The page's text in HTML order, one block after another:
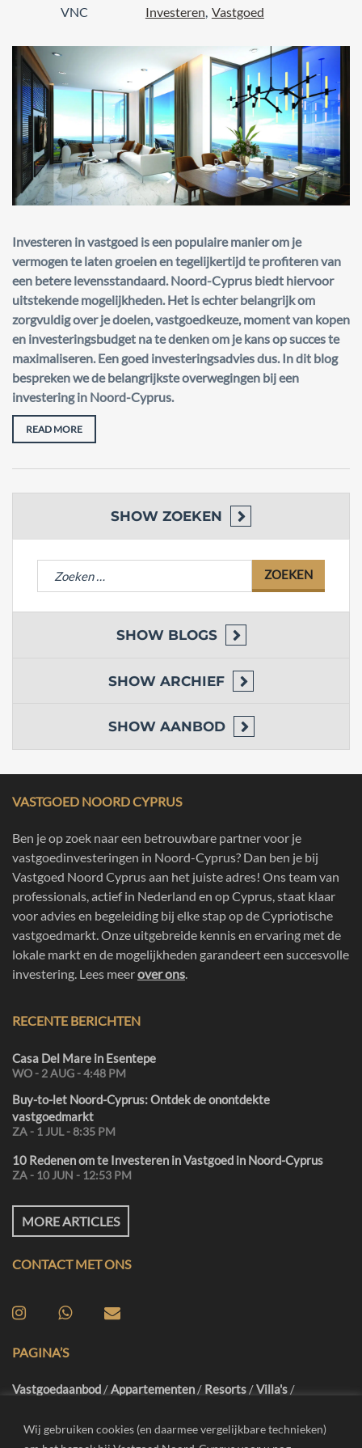
Wij gebruiken cookies (en daarmee vergelijkbare technieken)
VNC
Investeren, Vastgoed
Investeren in vastgoed is een populaire manier om je
vermogen te laten groeien en tegelijkertijd te profiteren van
een betere levensstandaard. Noord-Cyprus biedt hiervoor
uitstekende mogelijkheden. Het is echter belangrijk om
zorgvuldig over je doelen, vastgoedkeuze, moment van kopen
en investeringsbudget na te denken om je kans op succes te
maximaliseren. Een goed investeringsadvies dus. In dit blog
bespreken we de belangrijkste overwegingen bij een
investering in Noord-Cyprus.
READ MORE
SHOW ZOEKEN
Zoeken
naar:
SHOW BLOGS
SHOW ARCHIEF
SHOW AANBOD
VASTGOED NOORD CYPRUS
Ben je op zoek naar een betrouwbare partner voor je
vastgoedinvesteringen in Noord-Cyprus? Dan ben je bij
Vastgoed Noord Cyprus aan het juiste adres! Ons team van
professionals, actief in Nederland en op Cyprus, staat klaar
voor advies en begeleiding bij elke stap op de Cypriotische
vastgoedmarkt. Onze uitgebreide kennis en ervaring met de
lokale markt en de mogelijkheden garandeert een succesvolle
investering. Lees meerover ons
RECENTE BERICHTEN
Casa Del Mare in Esentepe
WO - 2 AUG - 4:48 PM
Buy-to-let Noord-Cyprus: Ontdek de onontdekte
vastgoedmarkt
ZA - 1 JUL - 8:35 PM
10 Redenen om te Investeren in Vastgoed in Noord-Cyprus
ZA - 10 JUN - 12:53 PM
MORE ARTICLES
CONTACT MET ONS
PAGINA’S
Vastgoedaanbod/Appartementen/ Resorts/Villa's/
Blog/FAQ/Contact